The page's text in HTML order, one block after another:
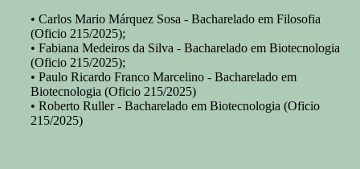
• Carlos Mario Márquez Sosa - Bacharelado em Filosofia
(Oficio 215/2025);
• Fabiana Medeiros da Silva - Bacharelado em Biotecnologia
(Oficio 215/2025);
• Paulo Ricardo Franco Marcelino - Bacharelado em
Biotecnologia (Oficio 215/2025)
• Roberto Ruller - Bacharelado em Biotecnologia (Oficio
215/2025)